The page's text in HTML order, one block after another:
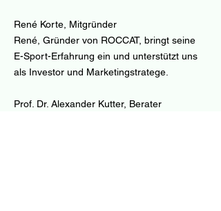
René Korte, Mitgründer
René, Gründer von ROCCAT, bringt seine
E-Sport-Erfahrung ein und unterstützt uns
als Investor und Marketingstratege.
Prof. Dr. Alexander Kutter, Berater